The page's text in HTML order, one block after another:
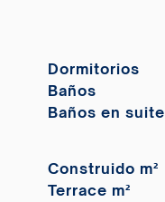
Dormitorios
Baños
Baños en suite
Construido m²
Terrace m²